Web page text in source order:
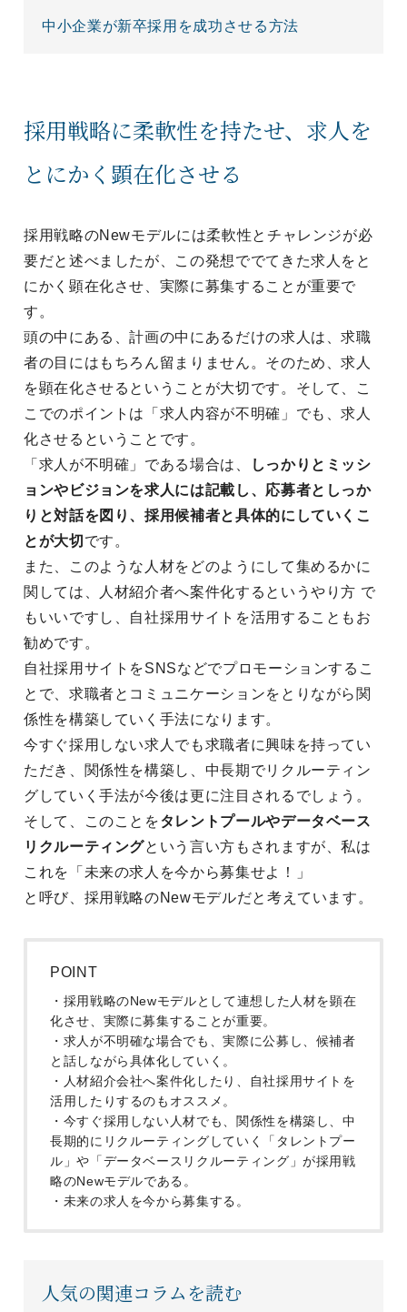
中小企業が新卒採用を成功させる方法
採用戦略に柔軟性を持たせ、求人を
とにかく顕在化させる
採用戦略のNewモデルには柔軟性とチャレンジが必
要だと述べましたが、この発想ででてきた求人をと
にかく顕在化させ、実際に募集することが重要で
す。
頭の中にある、計画の中にあるだけの求人は、求職
者の目にはもちろん留まりません。そのため、求人
を顕在化させるということが大切です。そして、こ
こでのポイントは「求人内容が不明確」でも、求人
化させるということです。
「求人が不明確」である場合は、
しっかりとミッシ
ョンやビジョンを求人には記載し、応募者としっか
りと対話を図り、採用候補者と具体的にしていくこ
とが大切 です。
また、このような人材をどのようにして集めるかに
関しては、人材紹介者へ案件化するというやり方 で
もいいですし、自社採用サイトを活用することもお
勧めです。
自社採用サイトをSNSなどでプロモーションするこ
とで、求職者とコミュニケーションをとりながら関
係性を構築していく手法になります。
今すぐ採用しない求人でも求職者に興味を持ってい
ただき、関係性を構築し、中長期でリクルーティン
グしていく手法が今後は更に注目されるでしょう。
そして、このことをタレントプールやデータベース
リクルーティングという言い方もされますが、私は
これを「未来の求人を今から募集せよ！」
と呼び、採用戦略のNewモデルだと考えています。
POINT
・採用戦略のNewモデルとして連想した人材を顕在
化させ、実際に募集することが重要。
・求人が不明確な場合でも、実際に公募し、候補者
と話しながら具体化していく。
・人材紹介会社へ案件化したり、自社採用サイトを
活用したりするのもオススメ。
・今すぐ採用しない人材でも、関係性を構築し、中
長期的にリクルーティングしていく「タレントプー
ル」や「データベースリクルーティング」が採用戦
略のNewモデルである。
・未来の求人を今から募集する。
人気の関連コラムを読む